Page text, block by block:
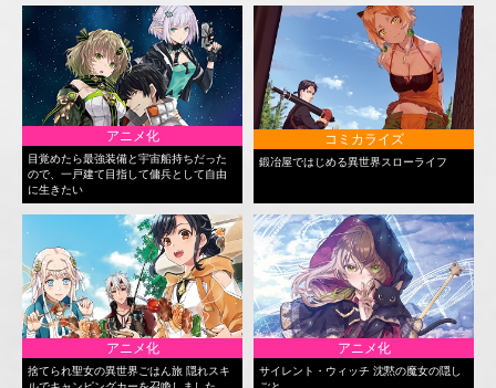
アニメ化
目覚めたら最強装備と宇宙船持ちだった
ので、一戸建て目指して傭兵として自由
に生きたい
コミカライズ
鍛冶屋ではじめる異世界スローライフ
アニメ化
捨てられ聖女の異世界ごはん旅 隠れスキ
アニメ化
サイレント・ウィッチ 沈黙の魔女の隠し